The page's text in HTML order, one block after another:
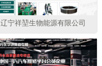
辽宁祥堃生物能源有限公司